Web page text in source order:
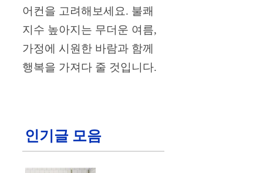
어컨을 고려해보세요. 불쾌
지수 높아지는 무더운 여름,
가정에 시원한 바람과 함께
행복을 가져다 줄 것입니다.
인기글 모음